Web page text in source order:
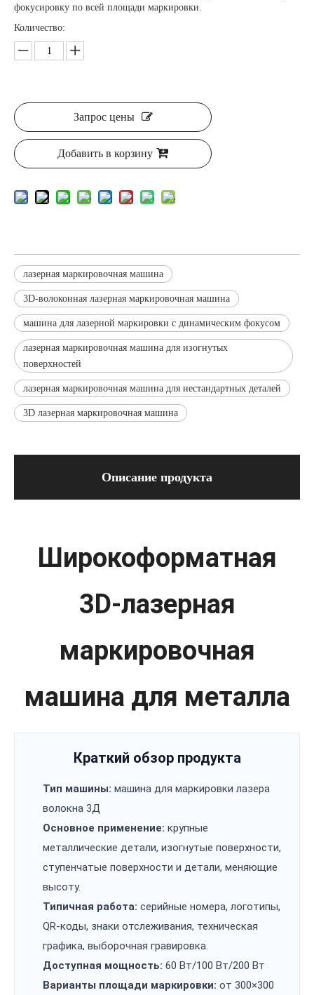
фокусировку по всей площади маркировки.
Количество:
Запрос цены
Добавить в корзину
лазерная маркировочная машина
3D-волоконная лазерная маркировочная машина
машина для лазерной маркировки с динамическим фокусом
лазерная маркировочная машина для изогнутых
поверхностей
лазерная маркировочная машина для нестандартных деталей
3D лазерная маркировочная машина
Описание продукта
Широкоформатная
3D-лазерная
маркировочная
машина для металла
Краткий обзор продукта
Тип машины: машина для маркировки лазера
волокна 3Д
Основное применение: крупные
металлические детали, изогнутые поверхности,
ступенчатые поверхности и детали, меняющие
высоту.
Типичная работа: серийные номера, логотипы,
QR-коды, знаки отслеживания, техническая
графика, выборочная гравировка.
Доступная мощность: 60 Вт/100 Вт/200 Вт
Варианты площади маркировки: от 300×300